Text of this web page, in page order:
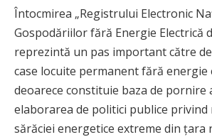
Întocmirea „Registrului Electronic
Gospodăriilor fără Energie Electrică
reprezintă un pas important către
case locuite permanent fără energie
deoarece constituie baza de pornire
elaborarea de politici publice privind
sărăciei energetice extreme din țara